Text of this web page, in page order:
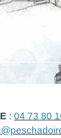
: 04 73 80